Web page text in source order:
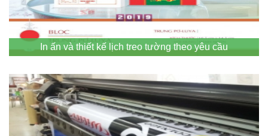
In ấn và thiết kế lịch treo tường theo yêu cầu